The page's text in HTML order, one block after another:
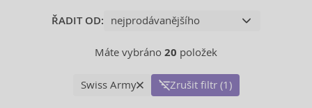
ŘADIT OD:
Máte vybráno 20 položek
Swiss Army Zrušit filtr (1)